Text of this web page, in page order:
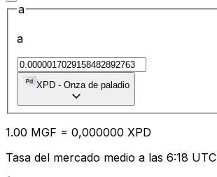
a
a
XPD - Onza de paladio
1.00 MGF = 0,000000 XPD
Tasa del mercado medio a las 6:18 UTC